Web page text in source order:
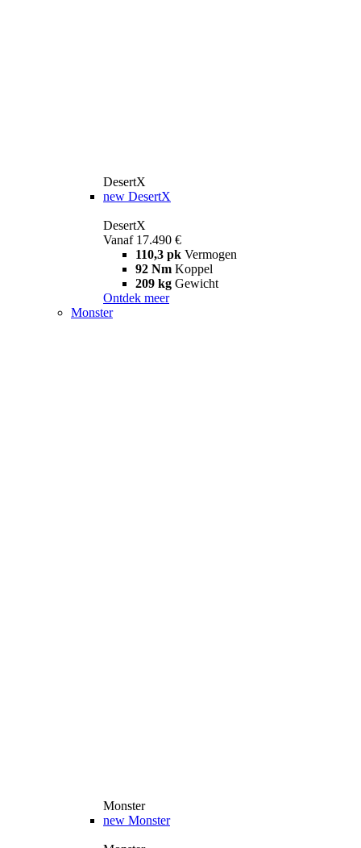
DesertX
new DesertX
DesertX
Vanaf 17.490 €
110,3 pk Vermogen
92 Nm Koppel
209 kg Gewicht
Ontdek meer
Monster
Monster
new Monster